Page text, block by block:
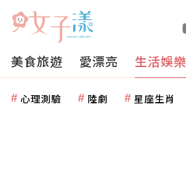
美食旅遊 愛漂亮 生活娛樂
心理測驗 陸劇 星座生肖